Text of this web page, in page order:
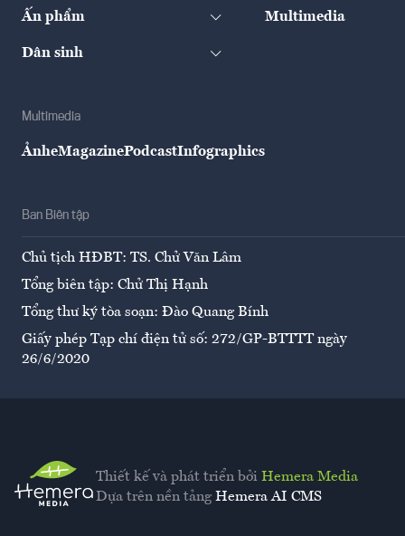
Ấn phẩm Multimedia
Dân sinh
Multimedia
ẢnheMagazinePodcastInfographics
Ban Biên tập
Chủ tịch HĐBT: TS. Chử Văn Lâm
Tổng biên tập: Chử Thị Hạnh
Tổng thư ký tòa soạn: Đào Quang Bính
Giấy phép Tạp chí điện tử số: 272/GP-BTTTT ngày
26/6/2020
Thiết kế và phát triển bởi Hemera Media
Dựa trên nền tảng Hemera AI CMS